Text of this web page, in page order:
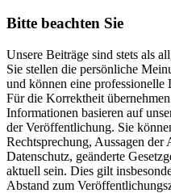
Bitte beachten Sie
Unsere Beiträge sind stets als
Sie stellen die persönliche
und können eine professionelle
Für die Korrektheit
Informationen basieren auf
der Veröffentlichung. Sie
Rechtsprechung, Aussagen der
Datenschutz, geänderte
aktuell sein. Dies gilt
Abstand zum